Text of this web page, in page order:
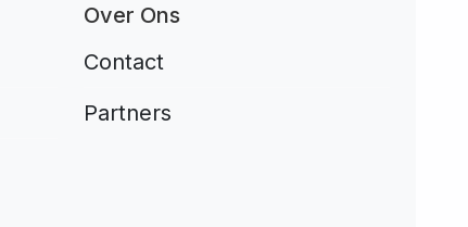
Over Ons
Contact
Partners